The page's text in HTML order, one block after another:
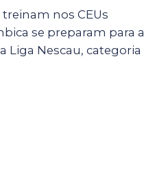
nos CEUs
se preparam para a
Liga Nescau, categoria